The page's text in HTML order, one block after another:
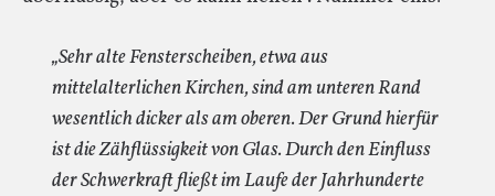
„Sehr alte Fensterscheiben, etwa aus
mittelalterlichen Kirchen, sind am unteren Rand
wesentlich dicker als am oberen. Der Grund hierfür
ist die Zähflüssigkeit von Glas. Durch den Einfluss
der Schwerkraft fließt im Laufe der Jahrhunderte